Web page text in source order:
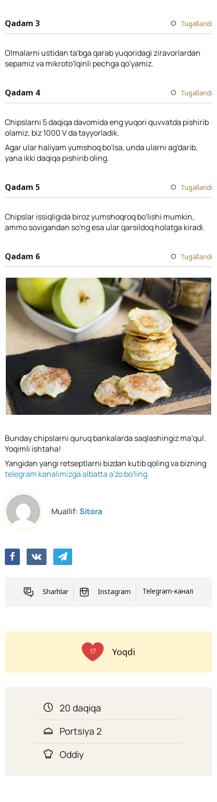
Qadam 3 Tugallandi
Olmalarni ustidan ta'bga qarab yuqoridagi ziravorlardan
sepamiz va mikroto'lqinli pechga qo'yamiz.
Qadam 4 Tugallandi
Chipslarni 5 daqiqa davomida eng yuqori quvvatda pishirib
olamiz, biz 1000 V da tayyorladik.
Agar ular haliyam yumshoq bo'lsa, unda ularni ag'darib,
yana ikki daqiqa pishirib oling.
Qadam 5 Tugallandi
Chipslar issiqligida biroz yumshoqroq bo'lishi mumkin,
ammo sovigandan so'ng esa ular qarsildoq holatga kiradi.
Qadam 6 Tugallandi
Bunday chipslarni quruq bankalarda saqlashingiz ma'qul.
Yoqimli ishtaha!
Yangidan yangi retseptlarni bizdan kutib qoling va bizning
telegram kanalimizga albatta a'zo bo'ling.
Muallif:Sitora
Sharhlar Instagram Telegram-канал
17 Yoqdi
20 daqiqa
Portsiya 2
Oddiy